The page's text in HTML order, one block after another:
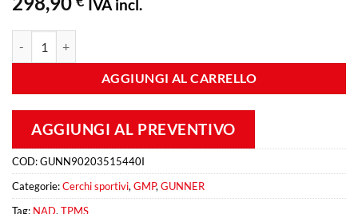
IVA incl.
AGGIUNGI AL CARRELLO
AGGIUNGI AL PREVENTIVO
COD:GUNN90203515440I
Categorie:Cerchi sportivi,GMP,GUNNER
Tag: NAD,TPMS